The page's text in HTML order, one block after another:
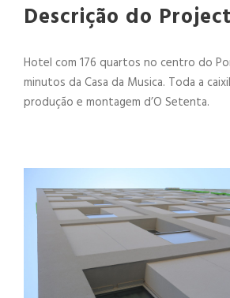
Descrição do
Hotel com 176 quartos no centro do
minutos da Casa da Musica. Toda a
produção e montagem d’O Setenta.